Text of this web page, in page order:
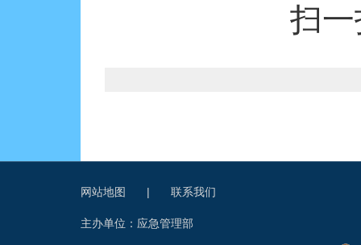
扫
网站地图 | 联系我们
主办单位：应急管理部